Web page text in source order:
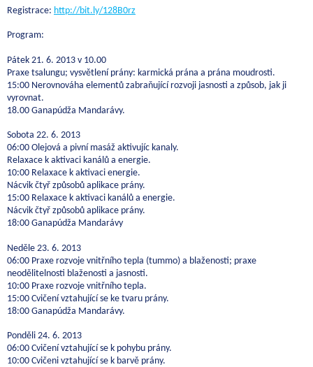
Registrace: http://bit.ly/128B0rz
Program:
Pátek 21. 6. 2013 v 10.00
Praxe tsalungu; vysvětlení prány: karmická prána a prána moudrosti.
15:00 Nerovnováha elementů zabraňující rozvoji jasnosti a způsob, jak ji
vyrovnat.
18.00 Ganapúdža Mandarávy.
Sobota 22. 6. 2013
06:00 Olejová a pivní masáž aktivujíc kanaly.
Relaxace k aktivaci kanálů a energie.
10:00 Relaxace k aktivaci energie.
Nácvik čtyř způsobů aplikace prány.
15:00 Relaxace k aktivaci kanálů a energie.
Nácvik čtyř způsobů aplikace prány.
18:00 Ganapúdža Mandarávy
Neděle 23. 6. 2013
06:00 Praxe rozvoje vnitřního tepla (tummo) a blaženosti; praxe
neodělitelnosti blaženosti a jasnosti.
10:00 Praxe rozvoje vnitřního tepla.
15:00 Cvičení vztahující se ke tvaru prány.
18:00 Ganapúdža Mandarávy.
Ponděli 24. 6. 2013
06:00 Cvičení vztahující se k pohybu prány.
10:00 Cvičeni vztahující se k barvě prány.